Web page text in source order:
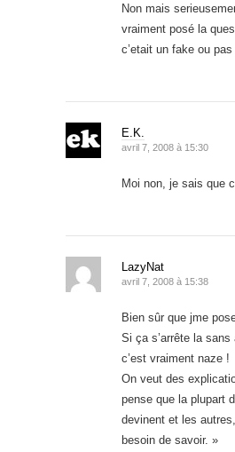
Non mais
vraiment posé la
c’etait un fake ou pas
E.K.
avril 7, 2008 à 15:30
Moi non, je sais que
LazyNat
avril 7, 2008 à 15:38
Bien sûr que jme
Si ça s’arrête la
c’est vraiment naze !
On veut des
pense que la plupart
devinent et les
besoin de savoir. »